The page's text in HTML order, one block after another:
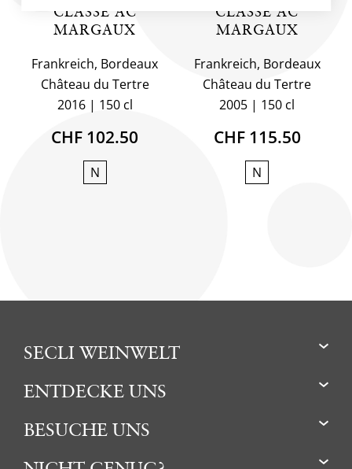
CLASSÉ AC
MARGAUX
Frankreich, Bordeaux
Château du Tertre
2016
150 cl
CHF 102.50
N
CLASSÉ AC
MARGAUX
Frankreich, Bordeaux
Château du Tertre
2005
150 cl
CHF 115.50
N
SECLI WEINWELT
ENTDECKE UNS
BESUCHE UNS